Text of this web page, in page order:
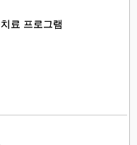
료 프로그램